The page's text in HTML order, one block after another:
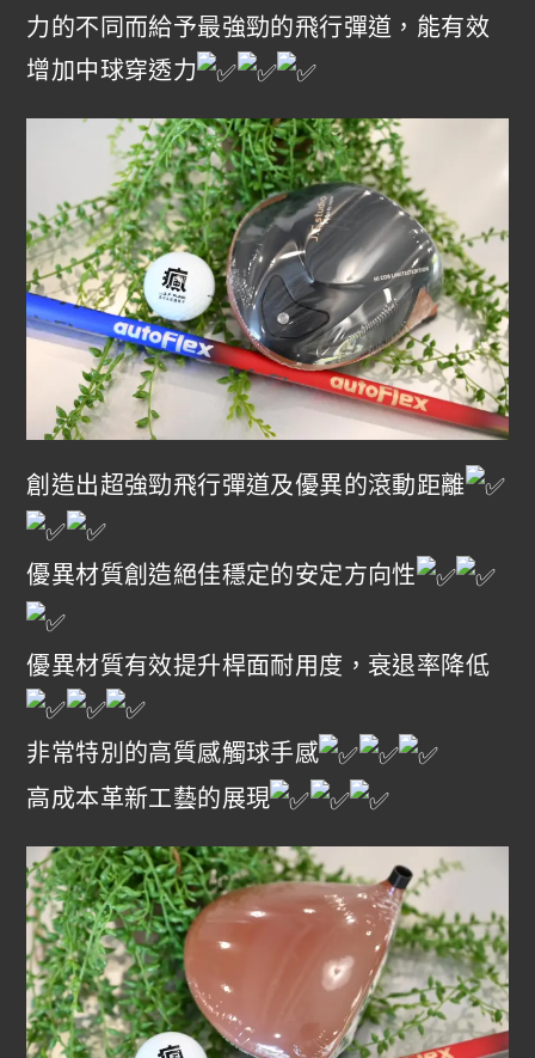
力的不同而給予最強勁的飛行彈道，能有效
增加中球穿透力
創造出超強勁飛行彈道及優異的滾動距離
優異材質創造絕佳穩定的安定方向性
優異材質有效提升桿面耐用度，衰退率降低
非常特別的高質感觸球手感
高成本革新工藝的展現